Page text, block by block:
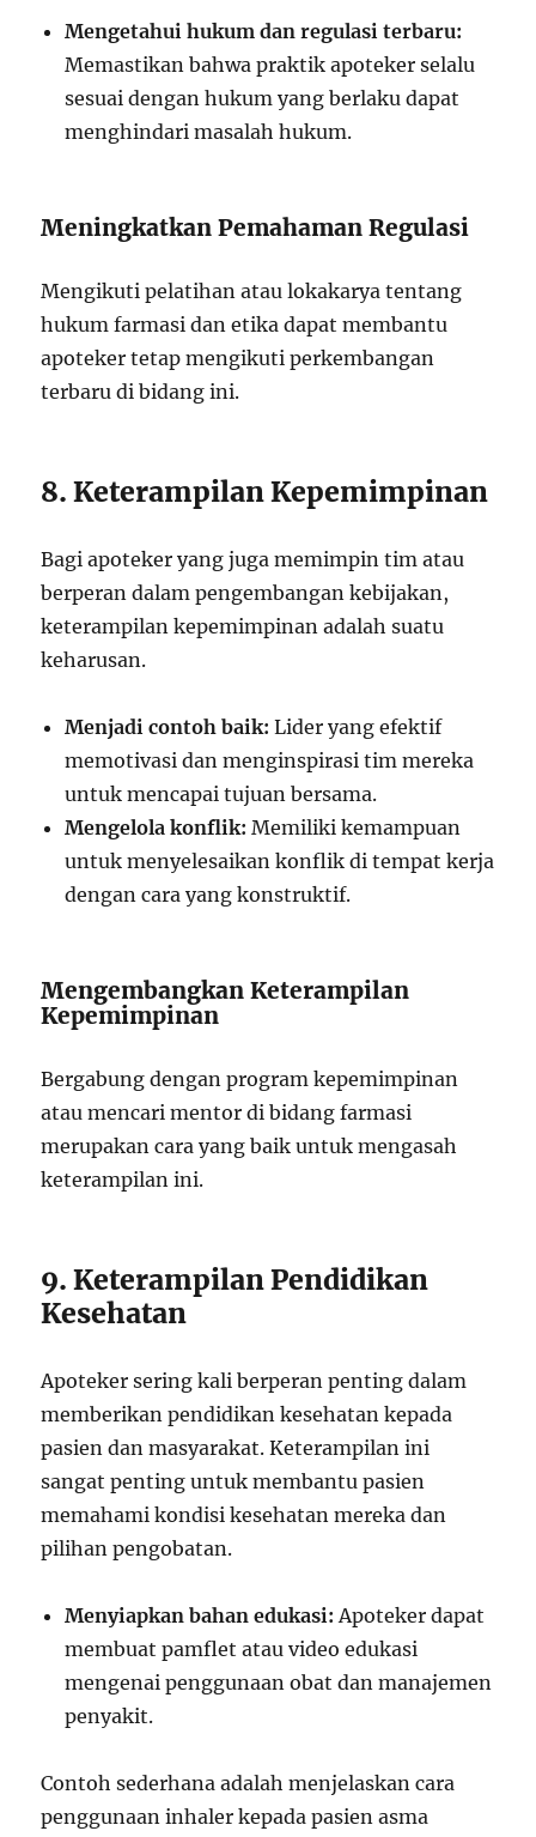
Mengetahui hukum dan regulasi terbaru:
Memastikan bahwa praktik apoteker selalu
sesuai dengan hukum yang berlaku dapat
menghindari masalah hukum.
Meningkatkan Pemahaman Regulasi
Mengikuti pelatihan atau lokakarya tentang
hukum farmasi dan etika dapat membantu
apoteker tetap mengikuti perkembangan
terbaru di bidang ini.
8. Keterampilan Kepemimpinan
Bagi apoteker yang juga memimpin tim atau
berperan dalam pengembangan kebijakan,
keterampilan kepemimpinan adalah suatu
keharusan.
Menjadi contoh baik: Lider yang efektif
memotivasi dan menginspirasi tim mereka
untuk mencapai tujuan bersama.
Mengelola konflik: Memiliki kemampuan
untuk menyelesaikan konflik di tempat kerja
dengan cara yang konstruktif.
Mengembangkan Keterampilan
Kepemimpinan
Bergabung dengan program kepemimpinan
atau mencari mentor di bidang farmasi
merupakan cara yang baik untuk mengasah
keterampilan ini.
9. Keterampilan Pendidikan
Kesehatan
Apoteker sering kali berperan penting dalam
memberikan pendidikan kesehatan kepada
pasien dan masyarakat. Keterampilan ini
sangat penting untuk membantu pasien
memahami kondisi kesehatan mereka dan
pilihan pengobatan.
Menyiapkan bahan edukasi: Apoteker dapat
membuat pamflet atau video edukasi
mengenai penggunaan obat dan manajemen
penyakit.
Contoh sederhana adalah menjelaskan cara
penggunaan inhaler kepada pasien asma